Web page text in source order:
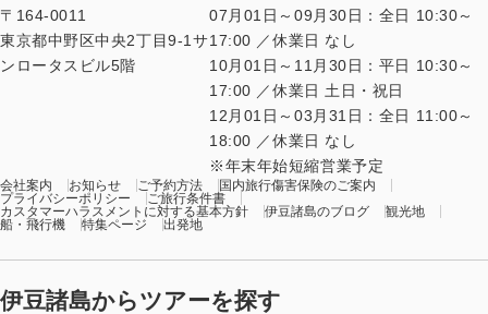
〒164-0011
東京都中野区中央2丁目9-1サ
ンロータスビル5階
07月01日～09月30日：全日 10:30～
17:00 ／休業日 なし
10月01日～11月30日：平日 10:30～
17:00 ／休業日 土日・祝日
12月01日～03月31日：全日 11:00～
18:00 ／休業日 なし
年末年始短縮営業予定
会社案内 お知らせ ご予約方法
国内旅行傷害保険のご案内
プライバシーポリシー
ご旅行条件書
カスタマーハラスメントに対する基本方針
伊豆諸島のブログ
観光地
船・飛行機
特集ページ 出発地
伊豆諸島からツアーを探す